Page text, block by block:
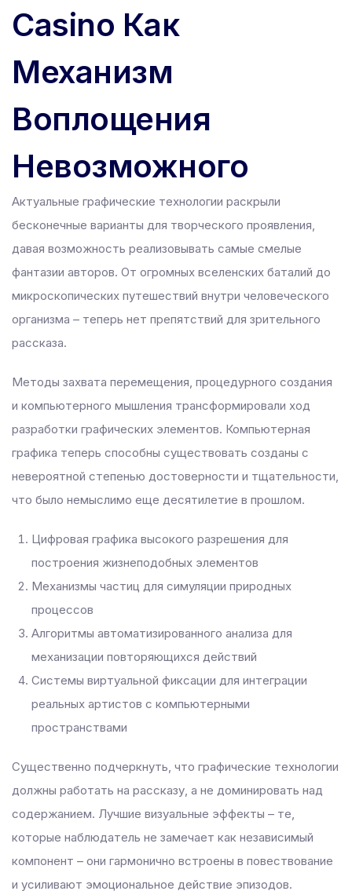
Casino Как
Механизм
Воплощения
Невозможного
Актуальные графические технологии раскрыли
бесконечные варианты для творческого проявления,
давая возможность реализовывать самые смелые
фантазии авторов. От огромных вселенских баталий до
микроскопических путешествий внутри человеческого
организма – теперь нет препятствий для зрительного
рассказа.
Методы захвата перемещения, процедурного создания
и компьютерного мышления трансформировали ход
разработки графических элементов. Компьютерная
графика теперь способны существовать созданы с
невероятной степенью достоверности и тщательности,
что было немыслимо еще десятилетие в прошлом.
Цифровая графика высокого разрешения для
построения жизнеподобных элементов
Механизмы частиц для симуляции природных
процессов
Алгоритмы автоматизированного анализа для
механизации повторяющихся действий
Системы виртуальной фиксации для интеграции
реальных артистов с компьютерными
пространствами
Существенно подчеркнуть, что графические технологии
должны работать на рассказу, а не доминировать над
содержанием. Лучшие визуальные эффекты – те,
которые наблюдатель не замечает как независимый
компонент – они гармонично встроены в повествование
и усиливают эмоциональное действие эпизодов.